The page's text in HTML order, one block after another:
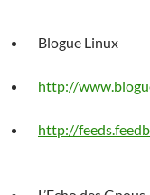
Blogue Linux
http://
http://